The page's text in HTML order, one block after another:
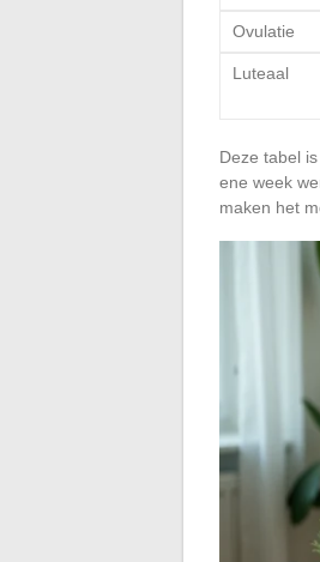
Ovulatie
Luteaal
Deze tabel
ene week
maken het